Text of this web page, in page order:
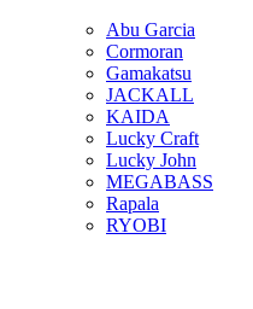
Abu Garcia
Cormoran
Gamakatsu
JACKALL
KAIDA
Lucky Craft
Lucky John
MEGABASS
Rapala
RYOBI